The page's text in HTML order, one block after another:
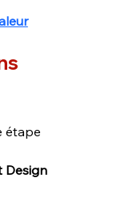
étape
Design